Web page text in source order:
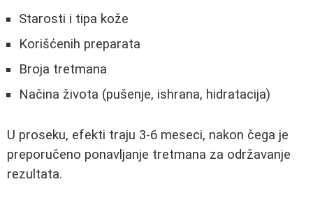
Starosti i tipa kože
Korišćenih preparata
Broja tretmana
Načina života (pušenje, ishrana, hidratacija)
U proseku, efekti traju 3-6 meseci, nakon čega je
preporučeno ponavljanje tretmana za održavanje
rezultata.